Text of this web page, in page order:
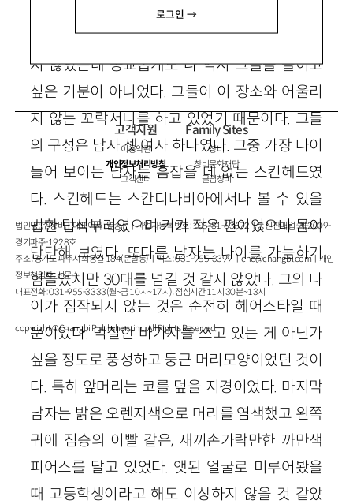
로그인 →
그들이 장례식장에 나타난 것은 새벽 세시 무렵
이었다. 처음에 그들은 선뜻 실내로 들어오려 하
지 않았는데 공교롭게도 나 역시 그들을 들이고
싶은 기분이 아니었다. 그들이 이 장소와 어울리
지 않는 꼬락서니를 하고 있었기 때문이다. 그들
의 구성은 남자 셋 여자 하나였다. 그중 가장 나이
들어 보이는 남자는 흠잡을 데 없는 스킨헤드였
다. 스킨헤드는 스칸디나비아에서나 볼 수 있을
법한 텁석부리였으며 키가 작은 편이었으나 몸이
단단해 보였다. 또다른 남자는 나이를 가늠하기
힘들었지만 30대를 넘길 것 같지 않았다. 그의 나
이가 짐작되지 않는 것은 순전히 헤어스타일 때
문이었다. 먹칠한 바가지를 쓰고 있는 게 아닌가
싶을 정도로 풍성하고 둥근 머리모양이었던 것이
다. 특히 앞머리는 코를 덮을 지경이었다. 마지막
남자는 밝은 오렌지색으로 머리를 염색했고 왼쪽
귀에 짐승의 이빨 같은, 새끼손가락만한 까만색
피어스를 달고 있었다. 앳된 얼굴로 미루어봤을
때 고등학생이라고 해도 이상하지 않을 것 같았
고객지원
이용약관
개인정보처리방침
고객센터
Family Sites
창비
창비문화재단
클럽창비
법인명 : ㈜창비ㅣ대표이사 : 염종선ㅣ사업자등록번호 : 105-81-63672ㅣ통신판매업 : 제 2009-
경기파주-1928호
주소 : 경기도 파주시 회동길 184(문발동)ㅣ팩스 : 031-955-3399 ㅣcnc@changbi.comㅣ개인
정보책임자 : 신문수
대표전화 : 031-955-3333(월~금 10시~17시), 점심시간 11시 30분~13시
copyright © Changbi Publishers, inc. All Rights Reserved.